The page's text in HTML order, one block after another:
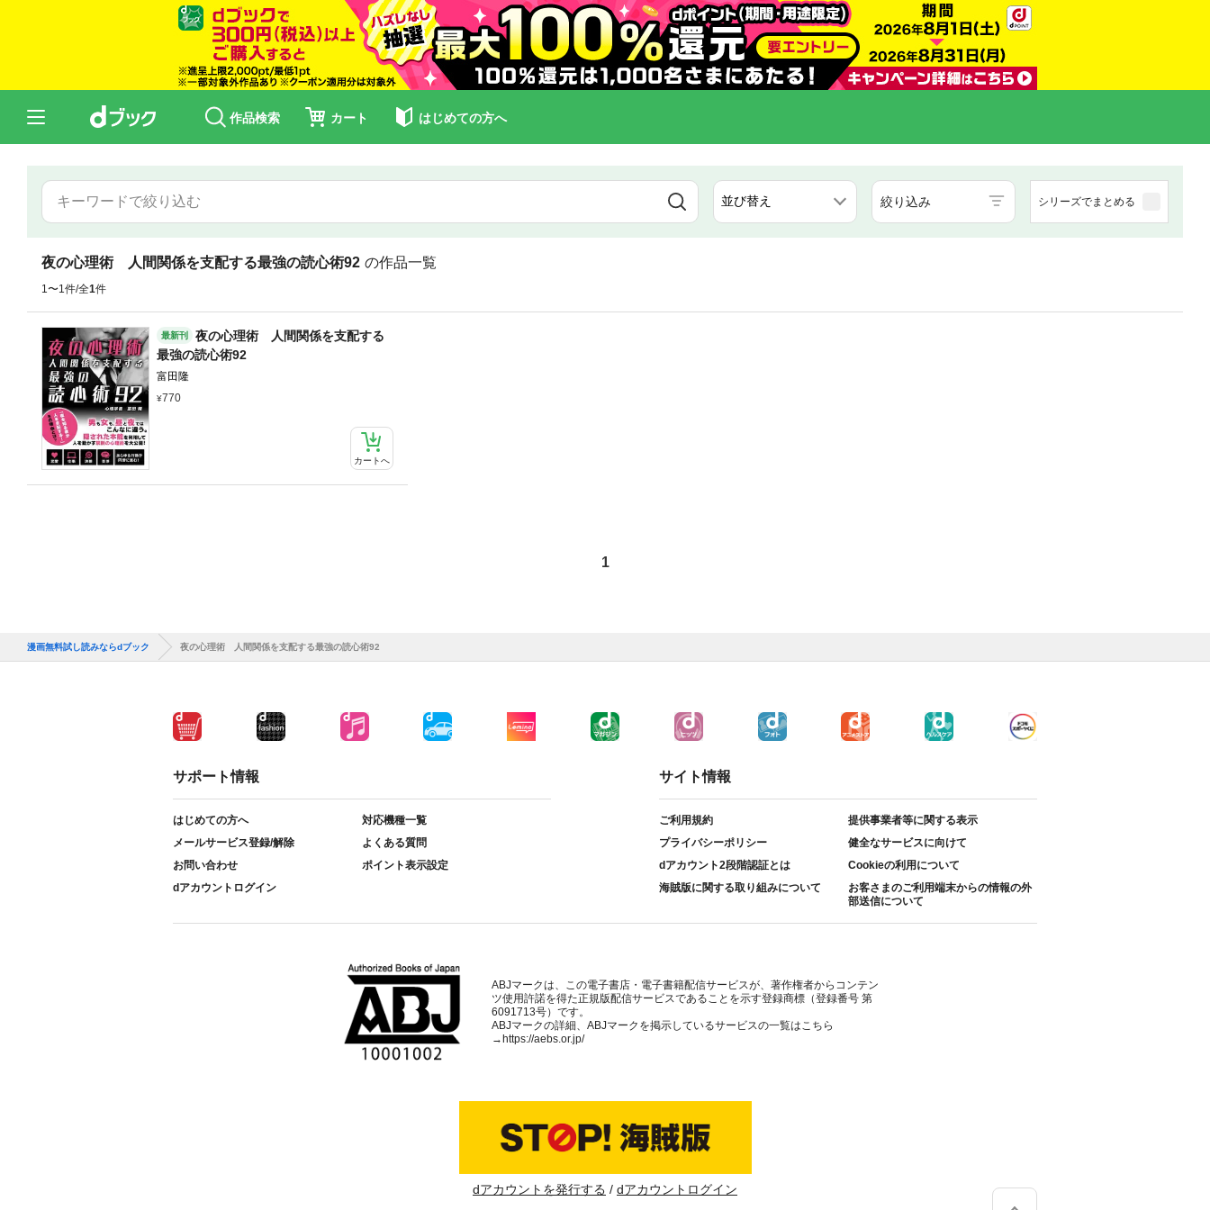
作品検索 カート はじめての方へ
絞り込み シリーズでまとめる
夜の心理術 人間関係を支配する最強の読心術92 の作品一覧
1〜1件/全1件
最新刊
夜の心理術 人間関係を支配する
最強の読心術92
富田隆
770
カートへ
1
漫画無料試し読みならdブック 夜の心理術 人間関係を支配する最強の読心術92
サポート情報
はじめての方へ
対応機種一覧
メールサービス登録/解除
よくある質問
お問い合わせ
ポイント表示設定
dアカウントログイン
サイト情報
ご利用規約
提供事業者等に関する表示
プライバシーポリシー
健全なサービスに向けて
dアカウント2段階認証とは
Cookieの利用について
海賊版に関する取り組みについて
お客さまのご利用端末からの情報の外
部送信について
ABJマークは、この電子書店・電子書籍配信サービスが、著作権者からコンテン
ツ使用許諾を得た正規版配信サービスであることを示す登録商標（登録番号 第
6091713号）です。
ABJマークの詳細、ABJマークを掲示しているサービスの一覧はこちら
→ https://aebs.or.jp/
dアカウントを発行する dアカウントログイン